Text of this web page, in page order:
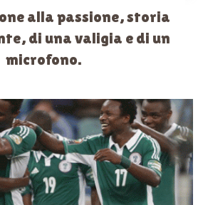
alla passione, storia
di una valigia e di un
microfono.